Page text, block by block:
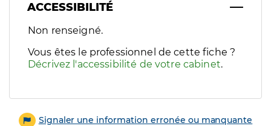
ACCESSIBILITÉ
Filtres
Sélectionnez un ou plusieurs handicaps/besoins
Non renseigné.
Vous êtes le professionnel de cette fiche ?
Décrivez l'accessibilité de votre cabinet.
Signaler une information erronée ou manquante